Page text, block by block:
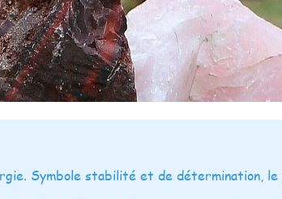
Symbole stabilité et de détermination,